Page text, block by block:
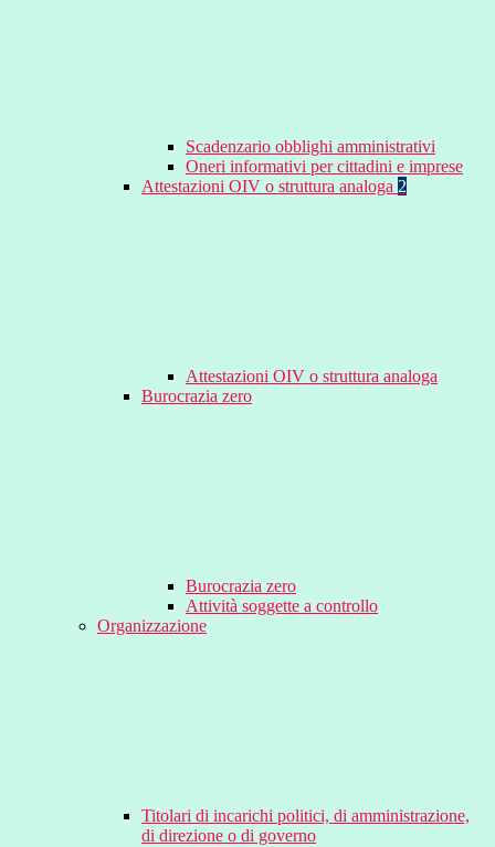
Scadenzario obblighi amministrativi
Oneri informativi per cittadini e imprese
Attestazioni OIV o struttura analoga 2
Attestazioni OIV o struttura analoga
Burocrazia zero
Burocrazia zero
Attività soggette a controllo
Organizzazione
Titolari di incarichi politici, di amministrazione,
di direzione o di governo